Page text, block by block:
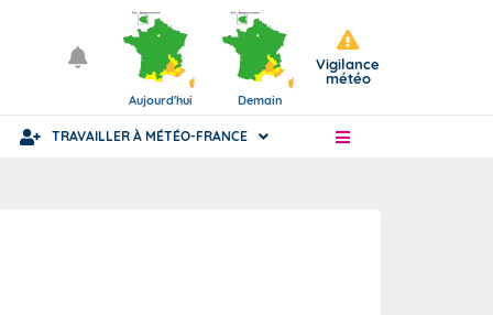
Aujourd'hui Demain
Vigilance
météo
TRAVAILLER À MÉTÉO-FRANCE